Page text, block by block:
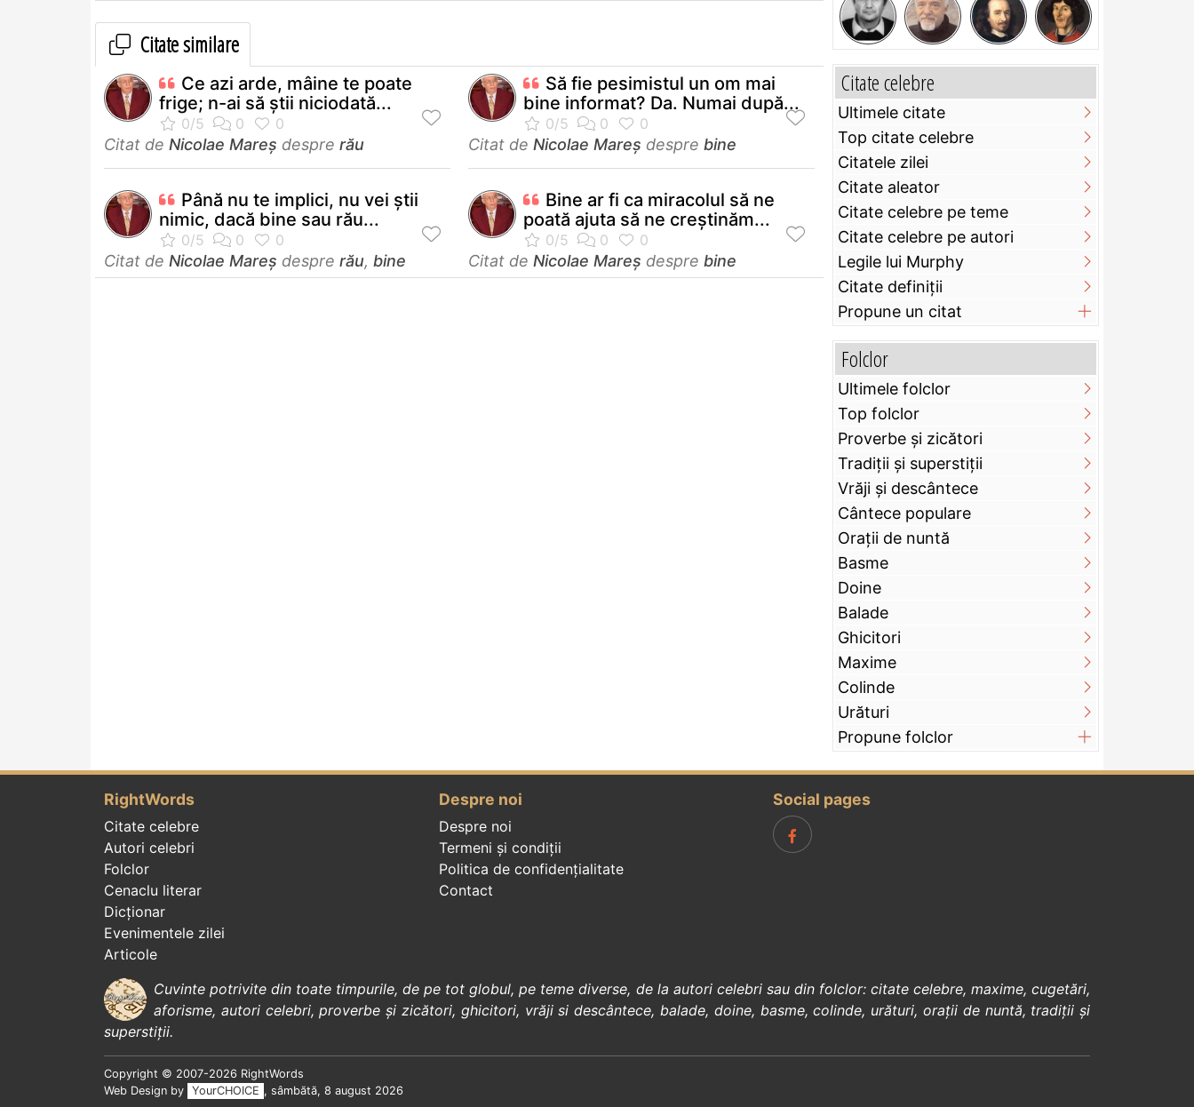
Citate similare
Ce azi arde, mâine te poate
frige; n-ai să știi niciodată...
Citat de Nicolae Mareș despre rău
Să fie pesimistul un om mai
bine informat? Da. Numai după...
Citat de Nicolae Mareș despre bine
Până nu te implici, nu vei știi
nimic, dacă bine sau rău...
Citat de Nicolae Mareș despre rău, bine
Bine ar fi ca miracolul să ne
poată ajuta să ne creștinăm...
Citat de Nicolae Mareș despre bine
Citate celebre
Ultimele citate
Top citate celebre
Citatele zilei
Citate aleator
Citate celebre pe teme
Citate celebre pe autori
Legile lui Murphy
Citate definiţii
Propune un citat
Folclor
Ultimele folclor
Top folclor
Proverbe și zicători
Tradiții și superstiții
Vrăji și descântece
Cântece populare
Orații de nuntă
Basme
Doine
Balade
Ghicitori
Maxime
Colinde
Urături
Propune folclor
RightWords
Citate celebre
Autori celebri
Folclor
Cenaclu literar
Dicționar
Evenimentele zilei
Articole
Despre noi
Despre noi
Termeni și condiții
Politica de confidenţialitate
Contact
Social pages
Cuvinte potrivite din toate timpurile, de pe tot globul, pe teme diverse, de la autori celebrisau din folclor: citate celebre, maxime,cugetări,
aforisme, autori celebri,proverbe și zicători, ghicitori, vrăji si descântece, balade, doine, basme,colinde, urături, orații de nuntă, tradiții și
superstiții.
Copyright © 2007-2026 RightWords
Web Design by
YourCHOICE , sâmbătă, 8 august 2026